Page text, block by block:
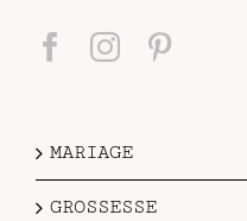
MARIAGE
GROSSESSE